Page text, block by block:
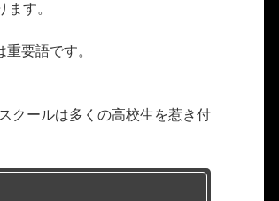
す。
要語です。
クールは多くの高校生を惹き付